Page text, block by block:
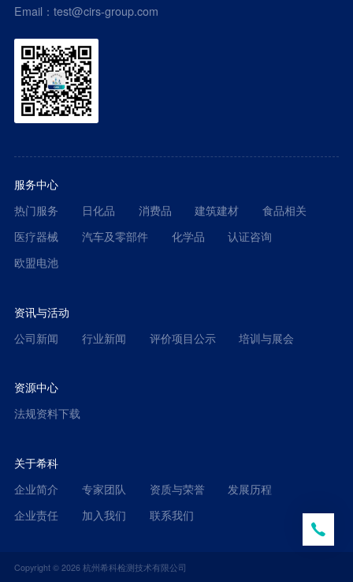
Email：test@cirs-group.com
服务中心
热门服务
日化品 消费品 建筑建材
食品相关
医疗器械
汽车及零部件 化学品
认证咨询
欧盟电池
资讯与活动
公司新闻
行业新闻 评价项目公示 培训与展会
资源中心
法规资料下载
关于希科
企业简介
专家团队 资质与荣誉
发展历程
企业责任
加入我们 联系我们
Copyright © 2026杭州希科检测技术有限公司